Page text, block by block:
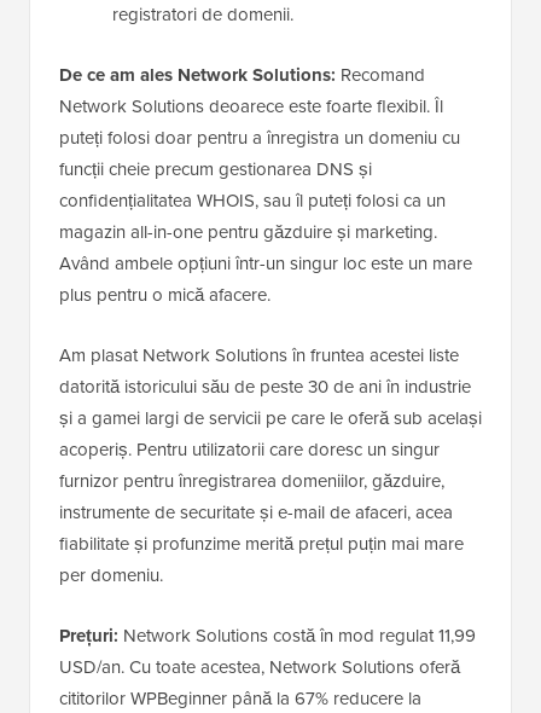
registratori de domenii.
De ce am ales Network Solutions: Recomand
Network Solutions deoarece este foarte flexibil. Îl
puteți folosi doar pentru a înregistra un domeniu cu
funcții cheie precum gestionarea DNS și
confidențialitatea WHOIS, sau îl puteți folosi ca un
magazin all-in-one pentru găzduire și marketing.
Având ambele opțiuni într-un singur loc este un mare
plus pentru o mică afacere.
Am plasat Network Solutions în fruntea acestei liste
datorită istoricului său de peste 30 de ani în industrie
și a gamei largi de servicii pe care le oferă sub același
acoperiș. Pentru utilizatorii care doresc un singur
furnizor pentru înregistrarea domeniilor, găzduire,
instrumente de securitate și e-mail de afaceri, acea
fiabilitate și profunzime merită prețul puțin mai mare
per domeniu.
Prețuri: Network Solutions costă în mod regulat 11,99
USD/an. Cu toate acestea, Network Solutions oferă
cititorilor WPBeginner până la 67% reducere la